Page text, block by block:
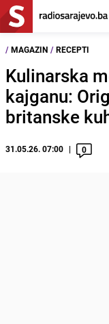
/ MAGAZIN / RECEPTI
Kulinarska
kajganu:
britanske
31.05.26. 07:00 0